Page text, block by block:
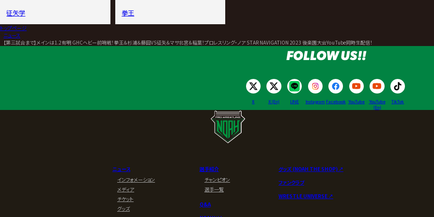
征矢学 拳王
トップページ
ニュース
【第三試合まで】メインは1.2有明 GHCヘビー前哨戦！拳王＆杉浦＆藤田VS征矢＆マサ北宮＆稲葉！プロレスリング・ノア STAR NAVIGATION 2023 後楽園大会YouTube同時生配信！
FOLLOW US!!
X X (En) LINE Instagram Facebook YouTube
YouTube
(En)
TikTok
ニュース
インフォメーション
メディア
チケット
グッズ
選手紹介
チャンピオン
選手一覧
Q&A
グッズ (NOAH THE SHOP) ↗︎
ファンクラブ
WRESTLE UNIVERSE ↗︎